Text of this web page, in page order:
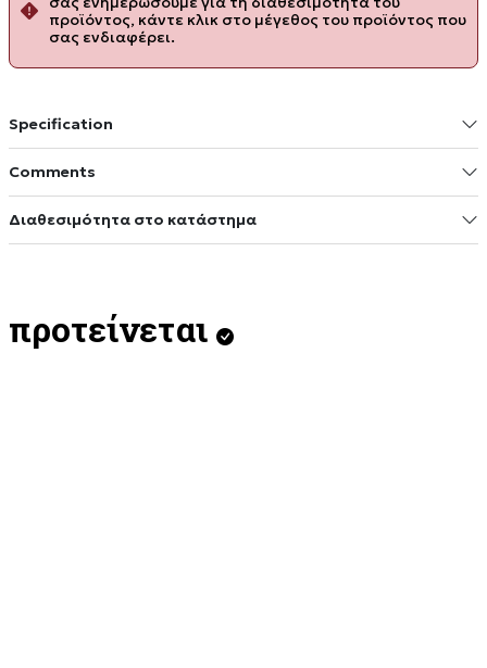
προϊόντος, κάντε κλικ στο μέγεθος του προϊόντος που
σας ενδιαφέρει.
Specification
Comments
Διαθεσιμότητα στο κατάστημα
προτείνεται